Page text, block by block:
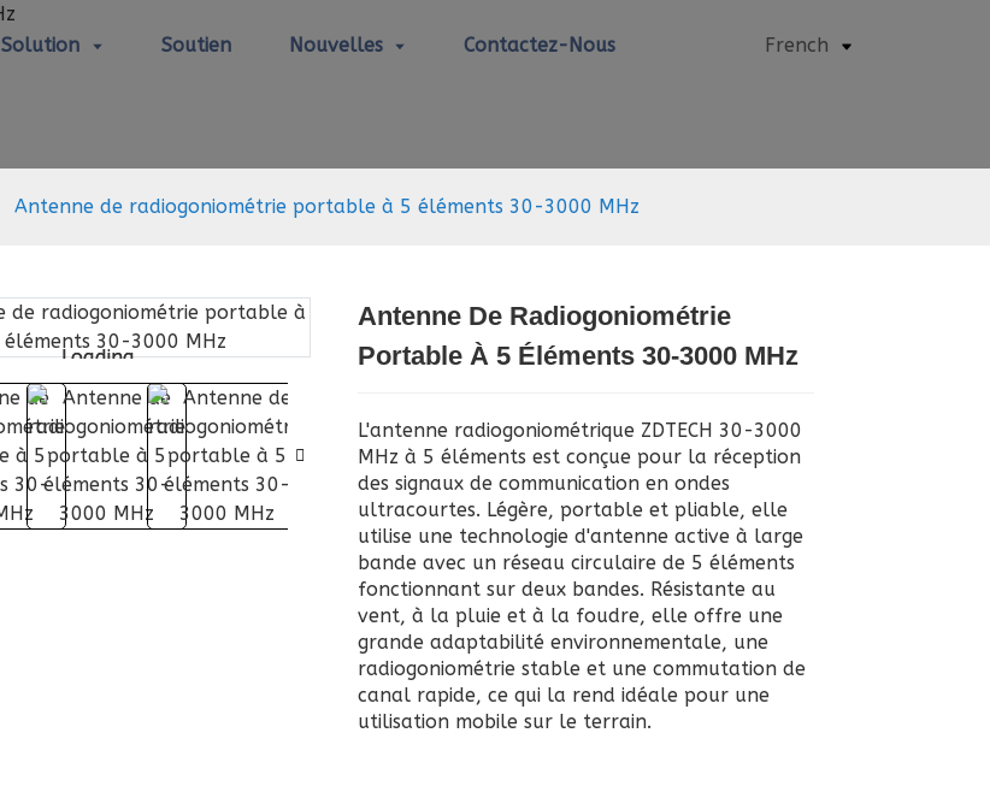
Solution Soutien Nouvelles Contactez-Nous French
Antenne de radiogoniométrie portable à 5 éléments 30-3000 MHz
Loading...
Loading... Loading...
Loading...
Antenne De Radiogoniométrie
Portable À 5 Éléments 30-3000 MHz
L'antenne radiogoniométrique ZDTECH 30-3000
MHz à 5 éléments est conçue pour la réception
des signaux de communication en ondes
ultracourtes. Légère, portable et pliable, elle
utilise une technologie d'antenne active à large
bande avec un réseau circulaire de 5 éléments
fonctionnant sur deux bandes. Résistante au
vent, à la pluie et à la foudre, elle offre une
grande adaptabilité environnementale, une
radiogoniométrie stable et une commutation de
canal rapide, ce qui la rend idéale pour une
utilisation mobile sur le terrain.